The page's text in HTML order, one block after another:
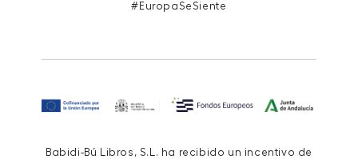
#EuropaSeSiente
Babidi-Bú Libros, S.L. ha recibido un incentivo de